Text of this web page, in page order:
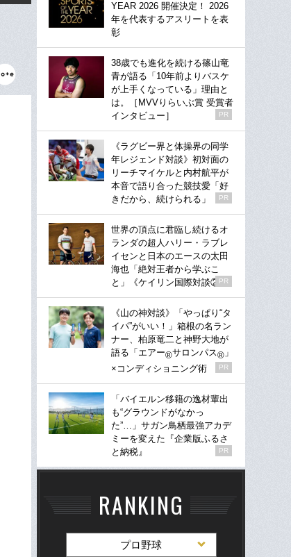
YEAR 2026 開催決定！ 2026
年を代表するアスリートを表
彰
38歳でも進化を続ける篠山竜
青が語る「10年前よりバスケ
が上手くなっている」理由と
は。［MVVりらいぶ賞 受賞者
インタビュー］
PR
《ラグビー界と体操界の同学
年レジェンド対談》初対面の
リーチマイケルと内村航平が
本音で語り合った競技愛「好
きだから、続けられる」
PR
世界の頂点に君臨し続けるオ
ランダの超人ハリー・ラブレ
イセンと日本のエースの太田
海也「絶対王者から学ぶこ
と」《ケイリン国際対談②》
PR
《山の神対談》「やっぱり“タ
イパ”がいい！」箱根の名ラン
ナー、柏原竜二と神野大地が
語る「エアー®サロンパス® 」
×コンディショニング術
PR
「バイエルン移籍の逸材輩出
も“グラウンドがなかっ
た”…」サガン鳥栖最強アカデ
ミーを変えた『企業版ふるさ
と納税』
PR
RANKING
プロ野球